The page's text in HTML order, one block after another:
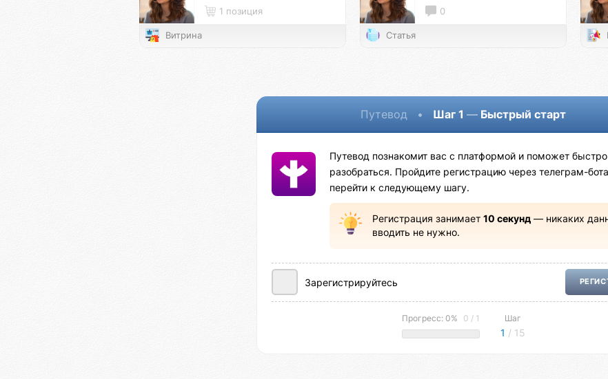
1 позиция
Витрина
0
Статья
Путевод • Шаг 1 — Быстрый старт
Путевод познакомит вас с платформой и поможет быстро
разобраться. Пройдите регистрацию через телеграм-
перейти к следующему шагу.
Регистрация занимает 10 секунд— никаких
вводить не нужно.
Зарегистрируйтесь
Прогресс: 0% 0 / 1 Шаг
1 / 15